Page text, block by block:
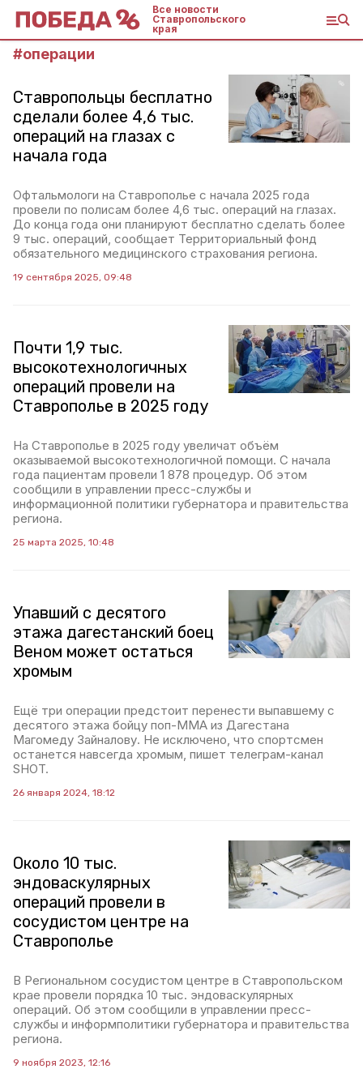
Все новости
Ставропольского
края
#операции
Ставропольцы бесплатно
сделали более 4,6 тыс.
операций на глазах с
начала года
Офтальмологи на Ставрополье с начала 2025 года
провели по полисам более 4,6 тыс. операций на глазах.
До конца года они планируют бесплатно сделать более
9 тыс. операций, сообщает Территориальный фонд
обязательного медицинского страхования региона.
19 сентября 2025, 09:48
Почти 1,9 тыс.
высокотехнологичных
операций провели на
Ставрополье в 2025 году
На Ставрополье в 2025 году увеличат объём
оказываемой высокотехнологичной помощи. С начала
года пациентам провели 1 878 процедур. Об этом
сообщили в управлении пресс-службы и
информационной политики губернатора и правительства
региона.
25 марта 2025, 10:48
Упавший с десятого
этажа дагестанский боец
Веном может остаться
хромым
Ещё три операции предстоит перенести выпавшему с
десятого этажа бойцу поп-ММА из Дагестана
Магомеду Зайналову. Не исключено, что спортсмен
останется навсегда хромым, пишет телеграм-канал
SHOT.
26 января 2024, 18:12
Около 10 тыс.
эндоваскулярных
операций провели в
сосудистом центре на
Ставрополье
В Региональном сосудистом центре в Ставропольском
крае провели порядка 10 тыс. эндоваскулярных
операций. Об этом сообщили в управлении пресс-
службы и информполитики губернатора и правительства
региона.
9 ноября 2023, 12:16